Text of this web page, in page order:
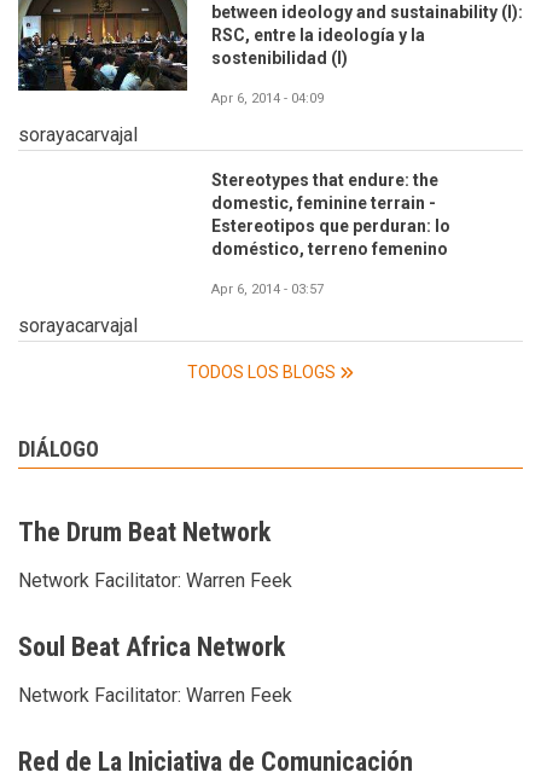
between ideology and sustainability (I):
RSC, entre la ideología y la
sostenibilidad (I)
Apr 6, 2014 - 04:09
sorayacarvajal
Stereotypes that endure: the
domestic, feminine terrain -
Estereotipos que perduran: lo
doméstico, terreno femenino
Apr 6, 2014 - 03:57
sorayacarvajal
TODOS LOS BLOGS
DIÁLOGO
The Drum Beat Network
Network Facilitator: Warren Feek
Soul Beat Africa Network
Network Facilitator: Warren Feek
Red de La Iniciativa de Comunicación